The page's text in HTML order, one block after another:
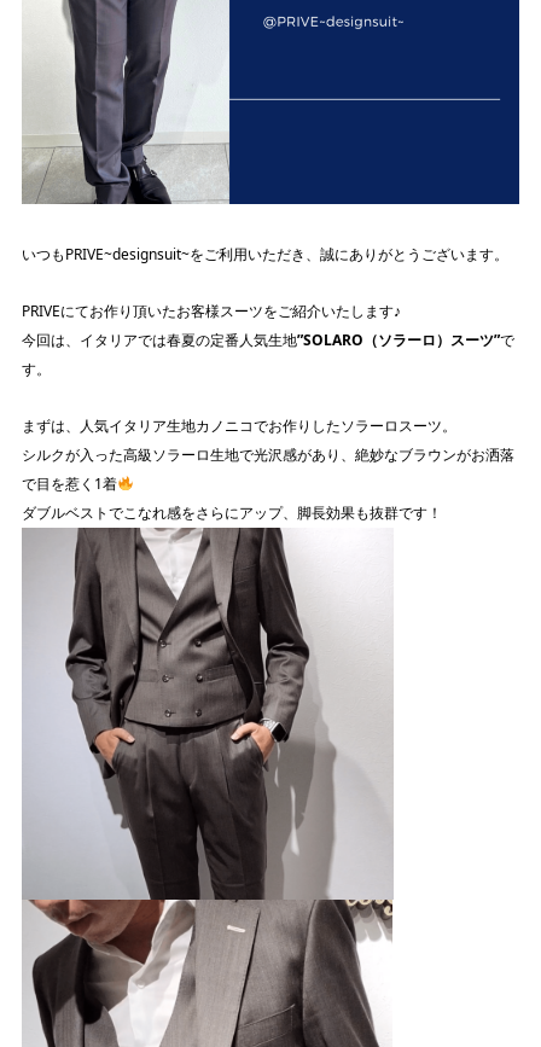
いつもPRIVE~designsuit~をご利用いただき、誠にありがとうございます。
PRIVEにてお作り頂いたお客様スーツをご紹介いたします♪
今回は、イタリアでは春夏の定番人気生地”SOLARO（ソラーロ）スーツ”で
す。
まずは、人気イタリア生地カノニコでお作りしたソラーロスーツ。
シルクが入った高級ソラーロ生地で光沢感があり、絶妙なブラウンがお洒落
で目を惹く1着
ダブルベストでこなれ感をさらにアップ、脚長効果も抜群です！